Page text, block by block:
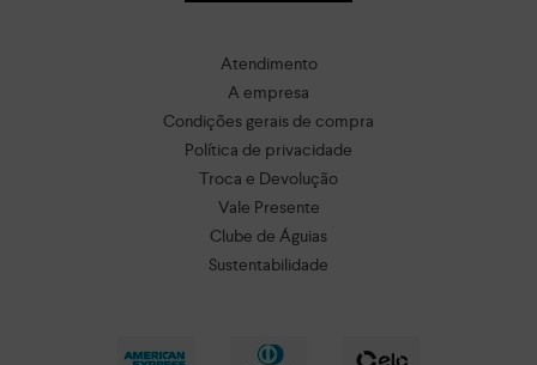
Atendimento
A empresa
Condições gerais de compra
Política de privacidade
Troca e Devolução
Vale Presente
Clube de Águias
Sustentabilidade